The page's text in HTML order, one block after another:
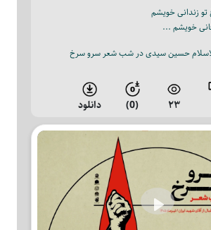
زندانی خویشم
خویشم ...
حسین سیدی در شب شعر سرو سرخ
۲۳ (0) دانلود
Play